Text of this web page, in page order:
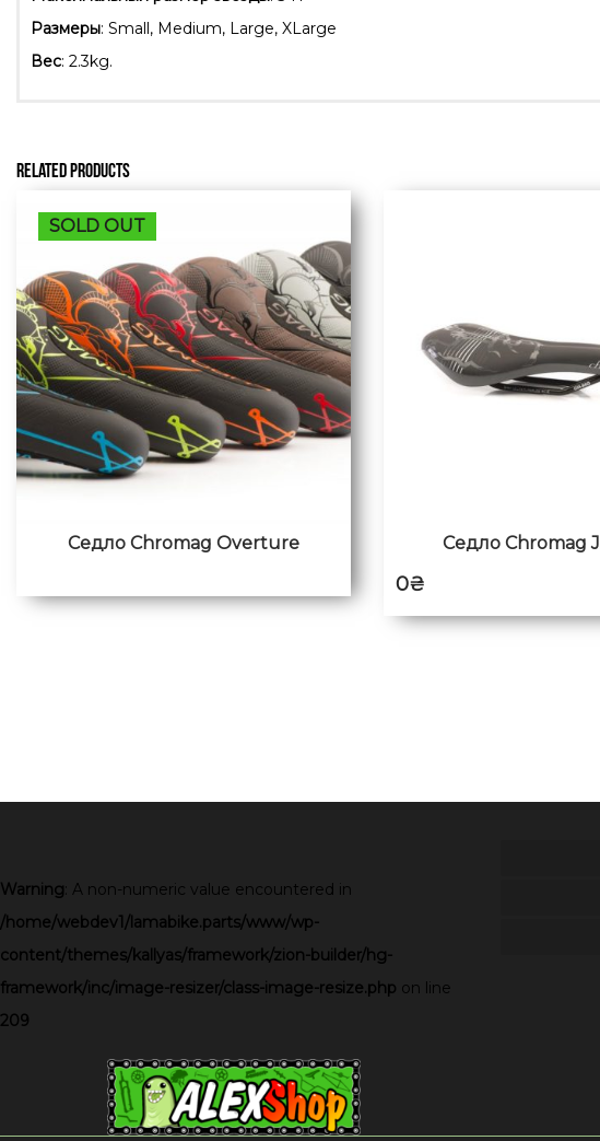
Размеры: Small, Medium, Large, XLarge
Вес: 2.3kg.
RELATED PRODUCTS
SOLD OUT
Седло Chromag Overture Седло Chromag
0₴
Warning: A non-numeric value encountered in
/home/webdev1/lamabike.parts/www/wp-
content/themes/kallyas/framework/zion-builder/hg-
framework/inc/image-resizer/class-image-resize.php on line
209